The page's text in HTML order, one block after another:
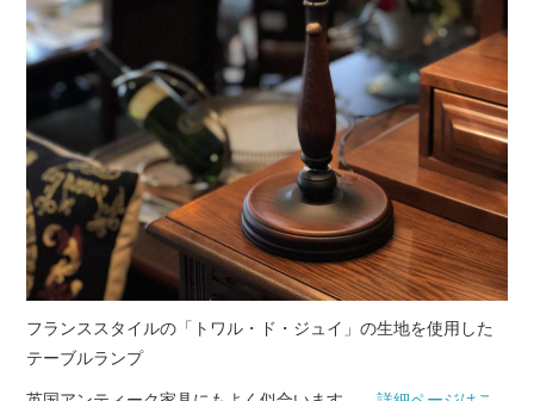
フランススタイルの「トワル・ド・ジュイ」の生地を使用した
テーブルランプ